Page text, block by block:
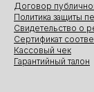
Договор
Политика защиты
Свидетельство о
Сертификат
Кассовый чек
Гарантийный талон